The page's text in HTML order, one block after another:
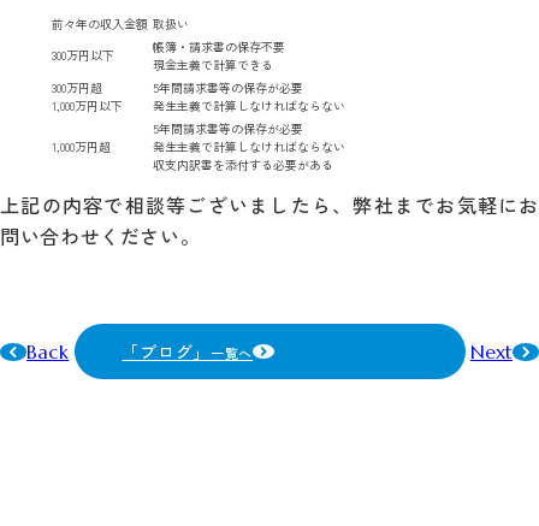
前々年の収入金額 取扱い
300万円以下
帳簿・請求書の保存不要
現金主義で計算できる
300万円超
1,000万円以下
5年間請求書等の保存が必要
発生主義で計算しなければならない
1,000万円超
5年間請求書等の保存が必要
発生主義で計算しなければならない
収支内訳書を添付する必要がある
上記の内容で相談等ございましたら、弊社までお気軽にお
問い合わせください。
Back 「ブログ」 一覧へ Next